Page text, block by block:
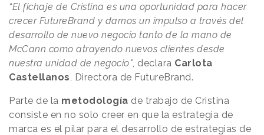
“El fichaje de Cristina es una oportunidad para hacer
crecer FutureBrand y darnos un impulso a través del
desarrollo de nuevo negocio tanto de la mano de
McCann como atrayendo nuevos clientes desde
nuestra unidad de negocio" , declara Carlota
Castellanos , Directora de FutureBrand.
Parte de la metodología de trabajo de Cristina
consiste en no solo creer en que la estrategia de
marca es el pilar para el desarrollo de estrategias de